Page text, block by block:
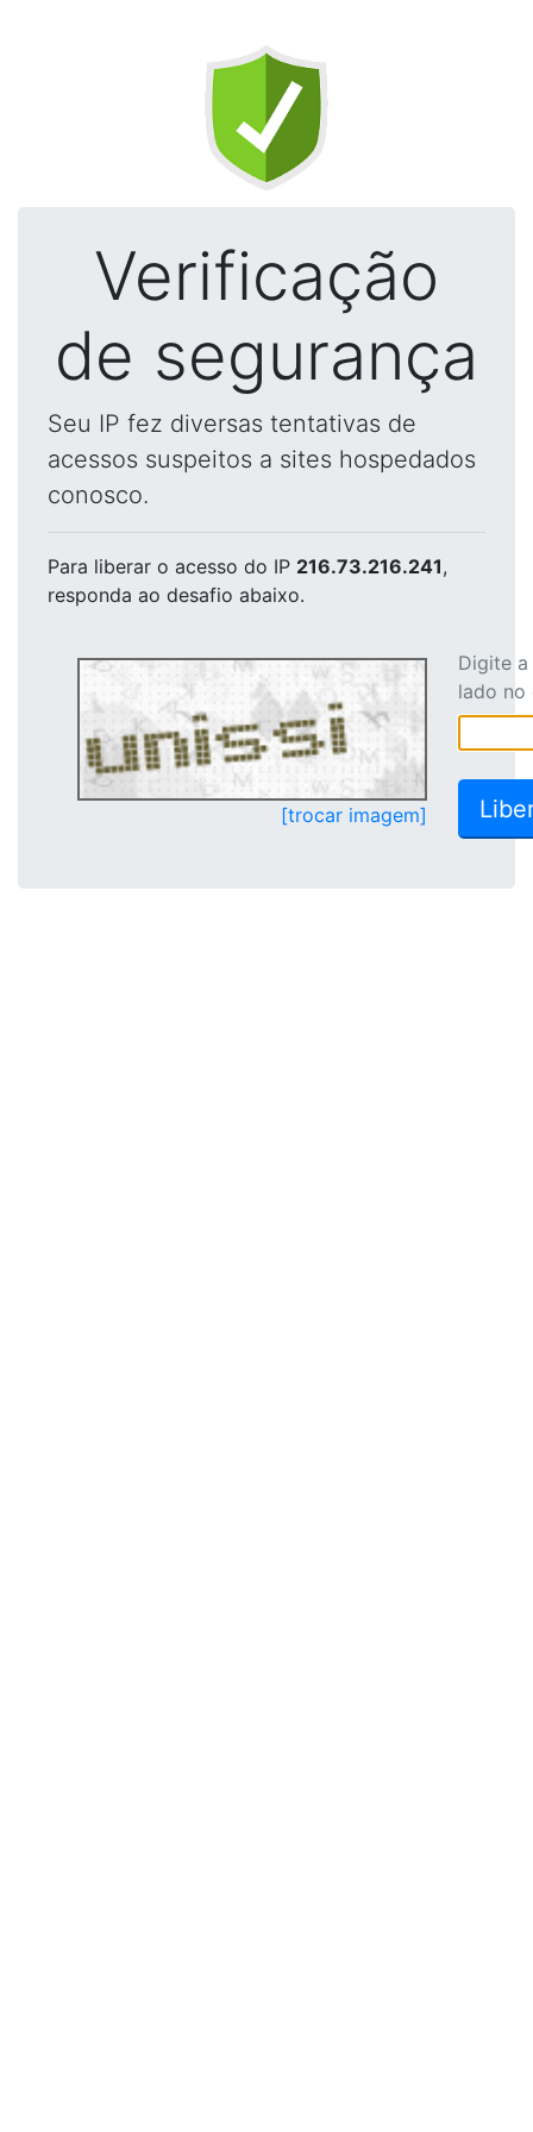
Verificação
de segurança
Seu IP fez diversas tentativas de
acessos suspeitos a sites hospedados
conosco.
Para liberar o acesso do IP 216.73.216.241,
responda ao desafio abaixo.
[trocar imagem]
Digite
lado no